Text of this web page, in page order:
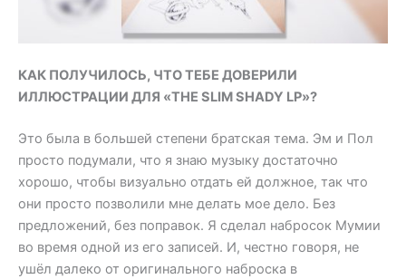
КАК ПОЛУЧИЛОСЬ, ЧТО ТЕБЕ ДОВЕРИЛИ
ИЛЛЮСТРАЦИИ ДЛЯ «THE SLIM SHADY LP»?
Это была в большей степени братская тема. Эм и Пол
просто подумали, что я знаю музыку достаточно
хорошо, чтобы визуально отдать ей должное, так что
они просто позволили мне делать мое дело. Без
предложений, без поправок. Я сделал набросок Мумии
во время одной из его записей. И, честно говоря, не
ушёл далеко от оригинального наброска в